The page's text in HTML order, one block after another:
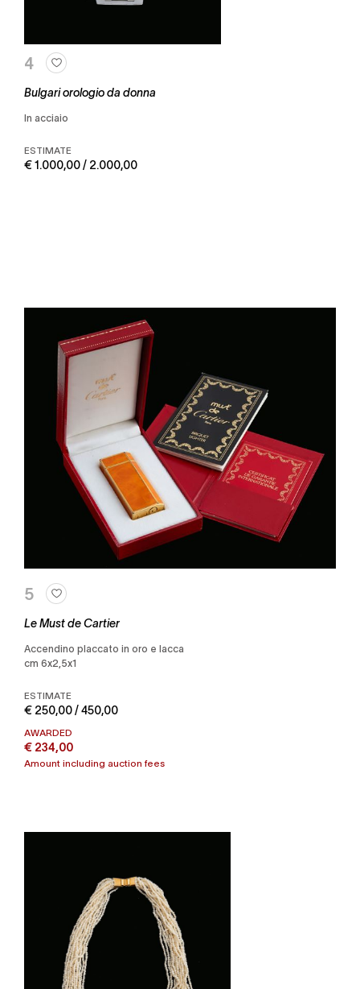
4
Bulgari orologio da donna
in acciaio
ESTIMATE
€ 1.000,00 / 2.000,00
5
Le Must de Cartier
accendino placcato in oro e lacca
cm 6x2,5x1
ESTIMATE
€ 250,00 / 450,00
AWARDED
€ 234,00
Amount including auction fees